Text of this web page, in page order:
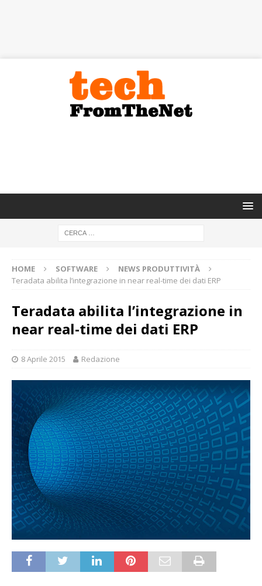
HOME SOFTWARE
NEWS PRODUTTIVITÀ
Teradata abilita l’integrazione in near real-time dei dati ERP
Teradata abilita l’integrazione in
near real-time dei dati ERP
8 Aprile 2015 Redazione